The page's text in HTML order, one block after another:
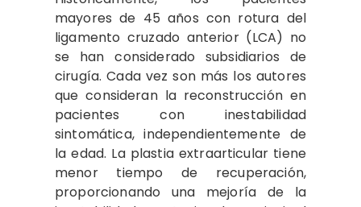
mayores de 45 años con rotura del
ligamento cruzado anterior (LCA) no
se han considerado subsidiarios de
cirugía. Cada vez son más los autores
que consideran la reconstrucción en
pacientes con inestabilidad
sintomática, independientemente de
la edad. La plastia extraarticular tiene
menor tiempo de recuperación,
proporcionando una mejoría de la